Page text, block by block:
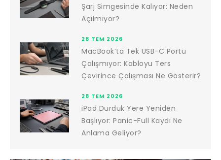
Şarj Simgesinde Kalıyor: Neden
Açılmıyor?
28 TEM 2026
MacBook’ta Tek USB-C Portu
Çalışmıyor: Kabloyu Ters
Çevirince Çalışması Ne Gösterir?
28 TEM 2026
iPad Durduk Yere Yeniden
Başlıyor: Panic-Full Kaydı Ne
Anlama Geliyor?